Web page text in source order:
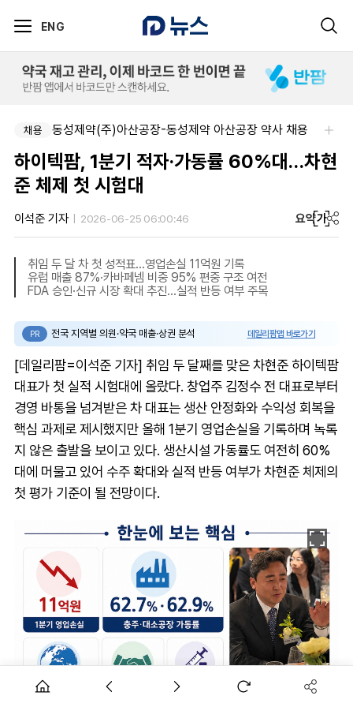
ENG
채용 동성제약(주)아산공장-동성제약 아산공장 약사 채용
하이텍팜, 1분기 적자·가동률 60%대…차현
준 체제 첫 시험대
이석준 기자 2026-06-25 06:00:46 요약가
취임 두 달 차 첫 성적표…영업손실 11억원 기록
유럽 매출 87%·카바페넴 비중 95% 편중 구조 여전
FDA 승인·신규 시장 확대 추진…실적 반등 여부 주목
PR 전국 지역별 의원·약국 매출·상권 분석 데일리팜맵 바로가기
[데일리팜=이석준 기자] 취임 두 달째를 맞은 차현준 하이텍팜
대표가 첫 실적 시험대에 올랐다. 창업주 김정수 전 대표로부터
경영 바통을 넘겨받은 차 대표는 생산 안정화와 수익성 회복을
핵심 과제로 제시했지만 올해 1분기 영업손실을 기록하며 녹록
지 않은 출발을 보이고 있다. 생산시설 가동률도 여전히 60%
대에 머물고 있어 수주 확대와 실적 반등 여부가 차현준 체제의
첫 평가 기준이 될 전망이다.